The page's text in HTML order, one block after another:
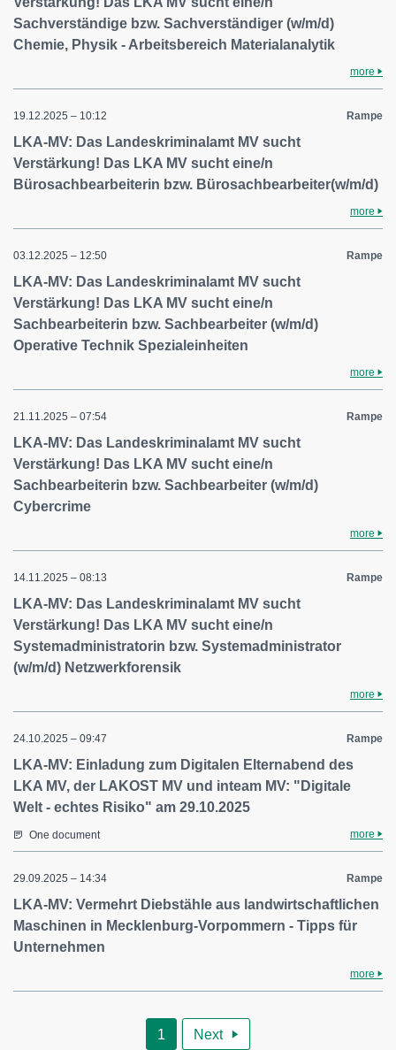
Sachverständige bzw. Sachverständiger (w/m/d)
Chemie, Physik - Arbeitsbereich Materialanalytik
more
19.12.2025 – 10:12 Rampe
LKA-MV: Das Landeskriminalamt MV sucht
Verstärkung! Das LKA MV sucht eine/n
Bürosachbearbeiterin bzw. Bürosachbearbeiter(w/m/d)
more
03.12.2025 – 12:50 Rampe
LKA-MV: Das Landeskriminalamt MV sucht
Verstärkung! Das LKA MV sucht eine/n
Sachbearbeiterin bzw. Sachbearbeiter (w/m/d)
Operative Technik Spezialeinheiten
more
21.11.2025 – 07:54 Rampe
LKA-MV: Das Landeskriminalamt MV sucht
Verstärkung! Das LKA MV sucht eine/n
Sachbearbeiterin bzw. Sachbearbeiter (w/m/d)
Cybercrime
more
14.11.2025 – 08:13 Rampe
LKA-MV: Das Landeskriminalamt MV sucht
Verstärkung! Das LKA MV sucht eine/n
Systemadministratorin bzw. Systemadministrator
(w/m/d) Netzwerkforensik
more
24.10.2025 – 09:47 Rampe
LKA-MV: Einladung zum Digitalen Elternabend des
LKA MV, der LAKOST MV und inteam MV: "Digitale
Welt - echtes Risiko" am 29.10.2025
One document more
29.09.2025 – 14:34 Rampe
LKA-MV: Vermehrt Diebstähle aus landwirtschaftlichen
Maschinen in Mecklenburg-Vorpommern - Tipps für
Unternehmen
more
1 Next 